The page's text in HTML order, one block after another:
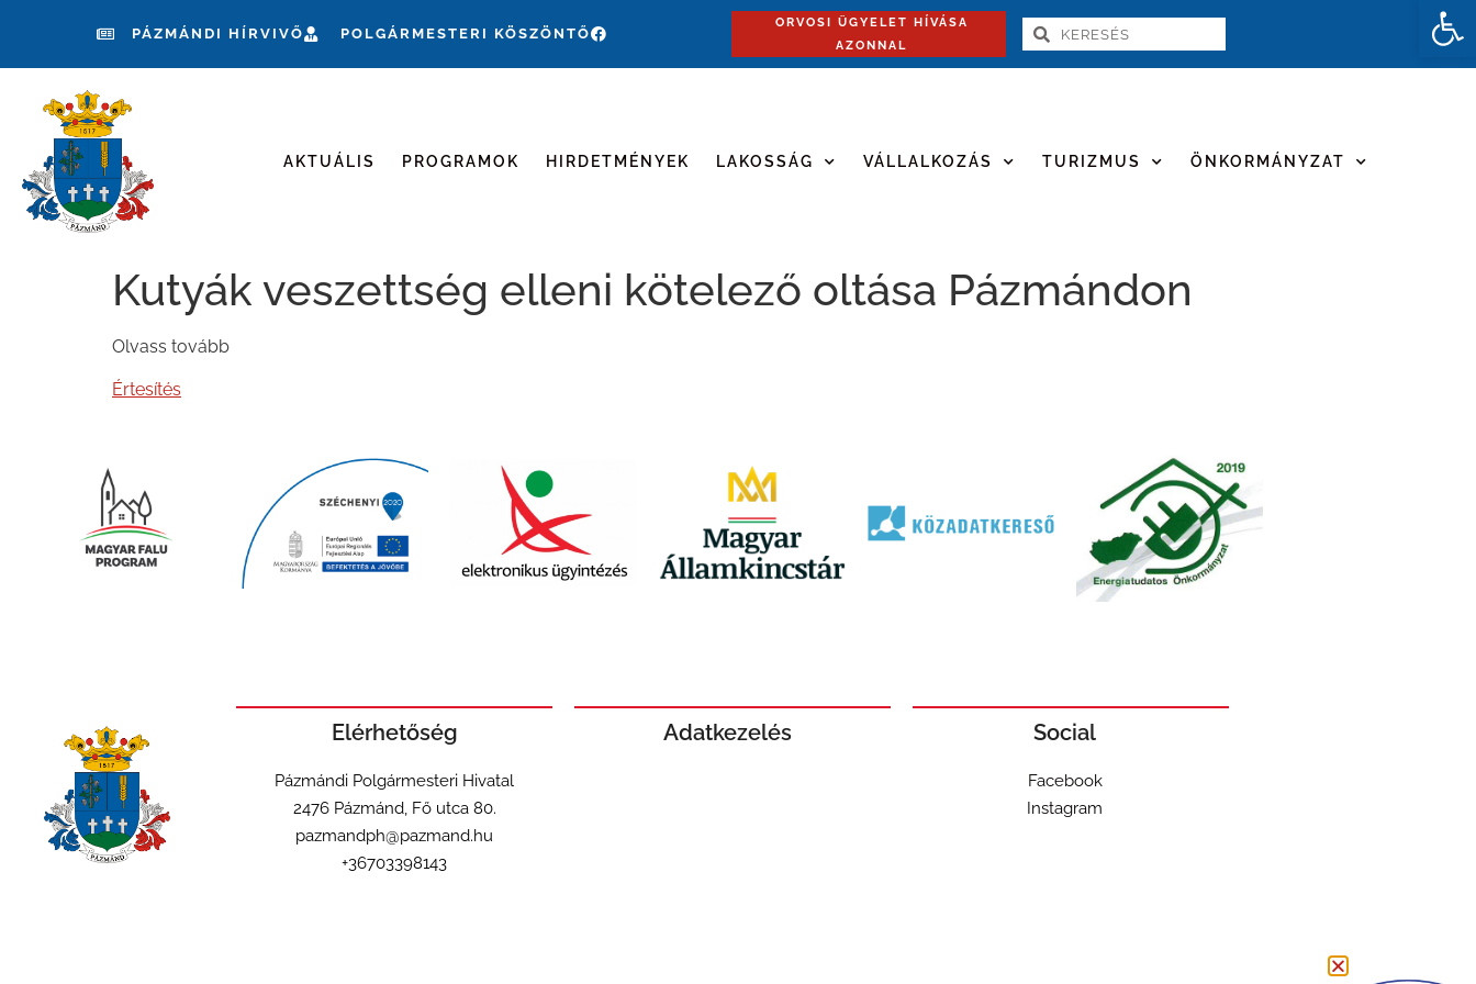
PÁZMÁNDI HÍRVIVŐ POLGÁRMESTERI KÖSZÖNTŐ
ORVOSI ÜGYELET HÍVÁSA
AZONNAL
AKTUÁLIS PROGRAMOK HIRDETMÉNYEK LAKOSSÁG VÁLLALKOZÁS TURIZMUS ÖNKORMÁNYZAT
Kutyák veszettség elleni kötelező oltása Pázmándon
Olvass tovább
Értesítés
Elérhetőség
Pázmándi Polgármesteri Hivatal
2476 Pázmánd, Fő utca 80.
pazmandph@pazmand.hu
+36703398143
Adatkezelés Social
Facebook
Instagram